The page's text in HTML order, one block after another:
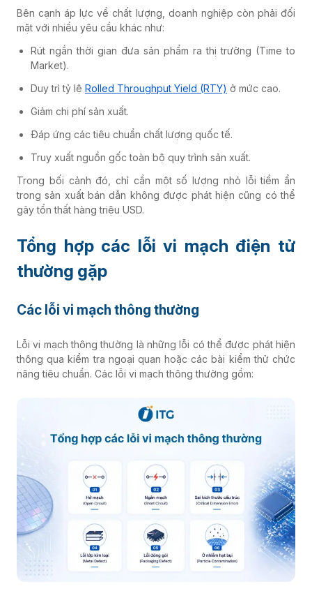
Bên cạnh áp lực về chất lượng, doanh nghiệp còn phải đối
mặt với nhiều yêu cầu khác như:
Rút ngắn thời gian đưa sản phẩm ra thị trường (Time to
Market).
Duy trì tỷ lệ Rolled Throughput Yield (RTY) ở mức cao.
Giảm chi phí sản xuất.
Đáp ứng các tiêu chuẩn chất lượng quốc tế.
Truy xuất nguồn gốc toàn bộ quy trình sản xuất.
Trong bối cảnh đó, chỉ cần một số lượng nhỏ lỗi tiềm ẩn
trong sản xuất bán dẫn không được phát hiện cũng có thể
gây tổn thất hàng triệu USD.
Tổng hợp các lỗi vi mạch điện tử
thường gặp
Các lỗi vi mạch thông thường
Lỗi vi mạch thông thường là những lỗi có thể được phát hiện
thông qua kiểm tra ngoại quan hoặc các bài kiểm thử chức
năng tiêu chuẩn. Các lỗi vi mạch thông thường gồm: